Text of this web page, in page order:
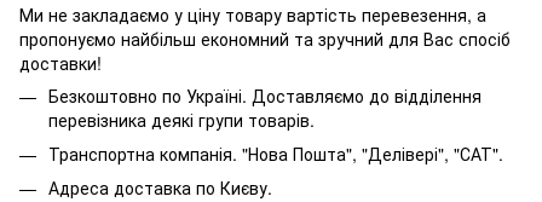
Ми не закладаємо у ціну товару вартість перевезення, а
пропонуємо найбільш економний та зручний для Вас спосіб
доставки!
Безкоштовно по Україні. Доставляємо до відділення
перевізника деякі групи товарів.
Транспортна компанія. "Нова Пошта", "Делівері", "САТ".
Адреса доставка по Києву.